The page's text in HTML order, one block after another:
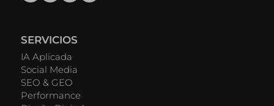
SERVICIOS
IA Aplicada
Social Media
SEO & GEO
Performance